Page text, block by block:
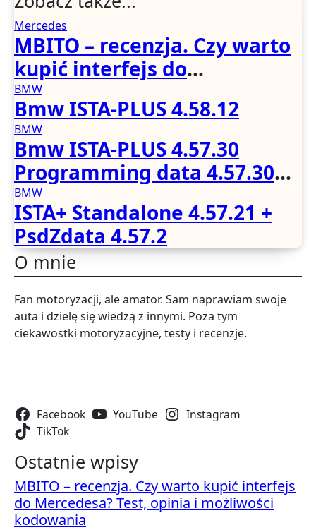
Mercedes
MBITO – recenzja. Czy warto
kupić interfejs do
Mercedesa? Test, opinia i
możliwości kodowania
BMW
Bmw ISTA-PLUS 4.58.12
BMW
Bmw ISTA-PLUS 4.57.30
Programming data 4.57.30
full
BMW
ISTA+ Standalone 4.57.21 +
PsdZdata 4.57.2
O mnie
Fan motoryzacji, ale amator. Sam naprawiam swoje
auta i dzielę się wiedzą z innymi. Poza tym
ciekawostki motoryzacyjne, testy i recenzje.
Facebook YouTube
Instagram
TikTok
Ostatnie wpisy
MBITO – recenzja. Czy warto kupić interfejs
do Mercedesa? Test, opinia i możliwości
kodowania